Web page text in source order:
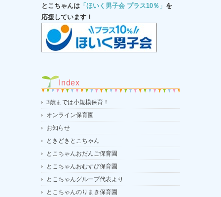
とこちゃんは 「ほいく男子会 プラス10％」 を
応援しています！
Index
3歳までは小規模保育！
オンライン保育園
お知らせ
ときどきとこちゃん
とこちゃんおだんご保育園
とこちゃんおむすび保育園
とこちゃんグループ代表より
とこちゃんのりまき保育園